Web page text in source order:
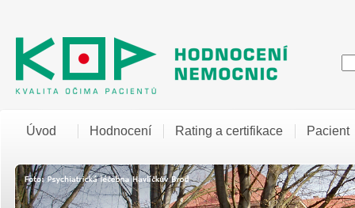
Úvod Hodnocení Rating a certifikace Pacient